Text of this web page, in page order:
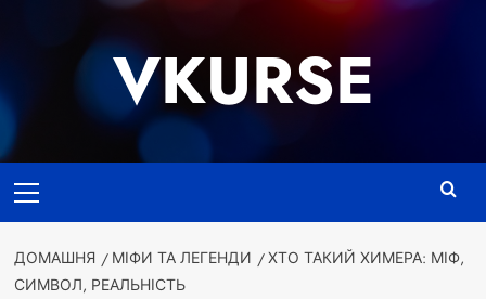
VKURSE
меню
ДОМАШНЯ МІФИ ТА ЛЕГЕНДИ
ХТО ТАКИЙ ХИМЕРА: МІФ,
СИМВОЛ, РЕАЛЬНІСТЬ